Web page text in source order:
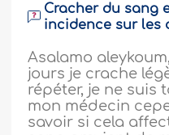
Cracher du sang
incidence sur les
Asalamo
jours je crache
répéter, je ne suis
mon médecin
savoir si cela